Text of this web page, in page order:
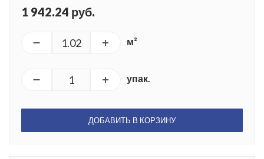
1 942.24 руб.
м²
упак.
ДОБАВИТЬ В КОРЗИНУ